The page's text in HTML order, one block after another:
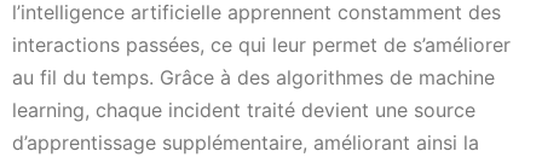
l’intelligence artificielle apprennent constamment des
interactions passées, ce qui leur permet de s’améliorer
au fil du temps. Grâce à des algorithmes de machine
learning, chaque incident traité devient une source
d’apprentissage supplémentaire, améliorant ainsi la